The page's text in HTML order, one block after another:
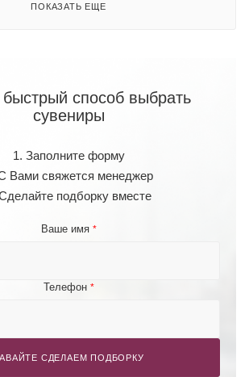
ПОКАЗАТЬ ЕЩЕ
способ выбрать
сувениры
1. Заполните форму
Вами свяжется менеджер
подборку вместе
Ваше имя *
Телефон *
СДЕЛАЕМ ПОДБОРКУ